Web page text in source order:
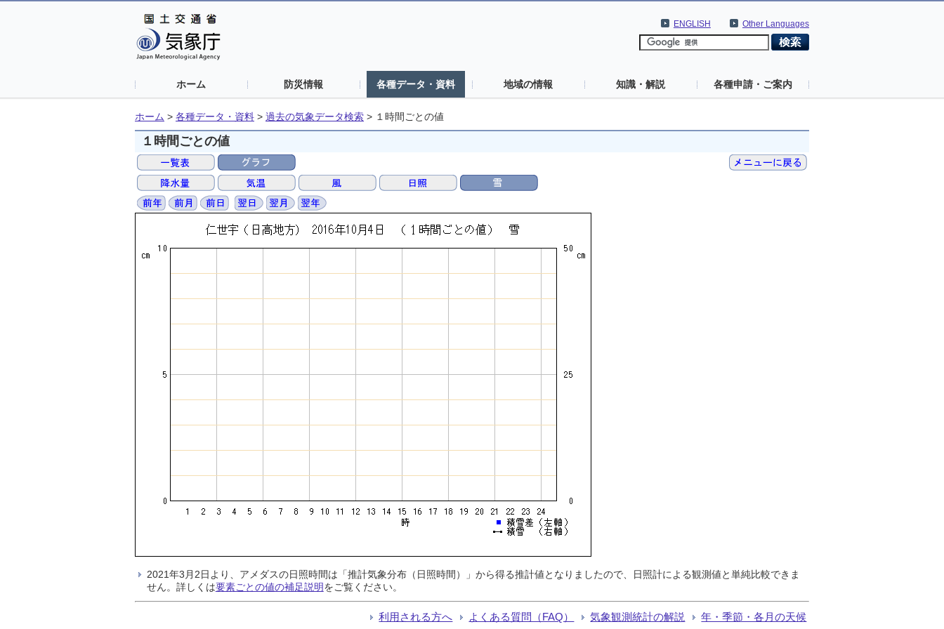
Other Languages
ENGLISH
ホーム 防災情報 各種データ・資料 地域の情報 知識・解説 各種申請・ご案内
ホーム > 各種データ・資料 > 過去の気象データ検索 > １時間ごとの値
１時間ごとの値
2021年3月2日より、アメダスの日照時間は「推計気象分布（日照時間）」から得る推計値となりましたので、日照計による観測値と単純比較できま
せん。詳しくは要素ごとの値の補足説明をご覧ください。
利用される方へ よくある質問（FAQ） 気象観測統計の解説 年・季節・各月の天候